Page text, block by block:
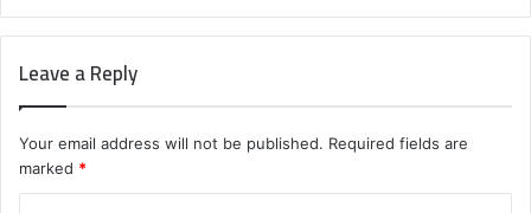
Leave a Reply
Your email address will not be published. Required fields are
marked *